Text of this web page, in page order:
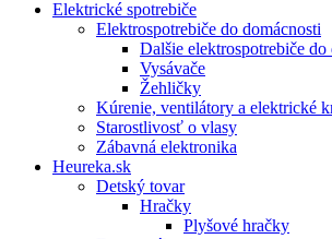
Elektrické spotrebiče
Elektrospotrebiče do domácnosti
Dalšie elektrospotrebiče do
Vysávače
Žehličky
Kúrenie, ventilátory a elektrické
Starostlivosť o vlasy
Zábavná elektronika
Heureka.sk
Detský tovar
Hračky
Plyšové hračky